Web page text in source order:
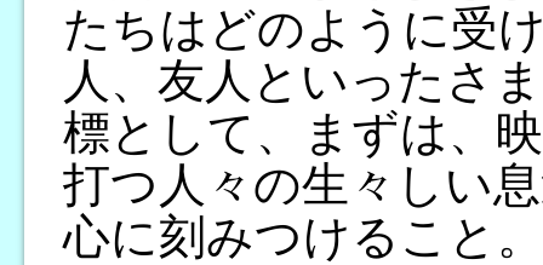
たちはどのように受
人、友人といったさ
標として、まずは、
打つ人々の生々しい
心に刻みつけること